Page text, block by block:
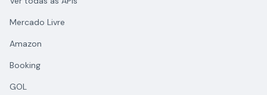
Mercado Livre
Amazon
Booking
GOL